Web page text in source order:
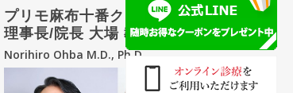
プリモ麻布十番クリニック
理事長/院長 大場 教弘
Norihiro Ohba M.D., Ph.D.